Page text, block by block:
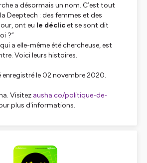
a désormais un nom. C’est tout
Deeptech : des femmes et des
ont eu le déclicet se sont dit
?”
qui a elle-même été chercheuse, est
Voici leurs histoires.
enregistré le 02 novembre 2020.
Visitez ausha.co/politique-de-
plus d'informations.